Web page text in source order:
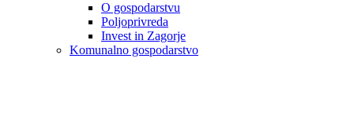
O gospodarstvu
Poljoprivreda
Invest in Zagorje
Komunalno gospodarstvo